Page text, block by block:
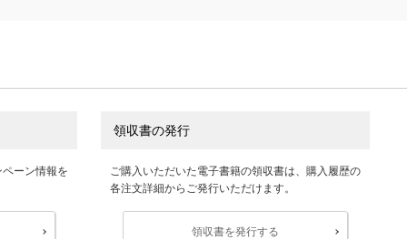
ーン情報を
領収書の発行
ご購入いただいた電子書籍の領収書は、購入履歴の
各注文詳細からご発行いただけます。
領収書を発行する